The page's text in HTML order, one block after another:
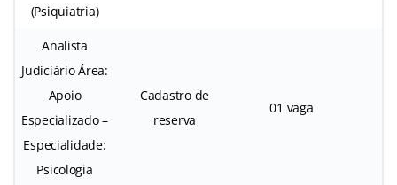
(Psiquiatria)
Analista
Judiciário Área:
Apoio
Especializado –
Especialidade:
Psicologia
Cadastro de
reserva
01 vaga